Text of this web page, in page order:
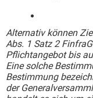
Alternativ können
Abs. 1 Satz 2
Pflichtangebot bis
Eine solche
Bestimmung
der